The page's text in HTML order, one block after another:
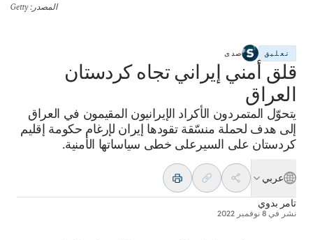
المصدر : Getty
تعليق صدى
قلق أمني إيراني تجاه كردستان
العراق
يتحوّل المتمردون الأكراد الإيرانيون المقيمون في العراق
إلى هدف لحملة منسّقة تقودها إيران لإرغام حكومة إقليم
كردستان على السيرعلى خطى سياساتها الأمنية.
عربي
تامر بدوي
نشر في 8 نوفمبر 2022